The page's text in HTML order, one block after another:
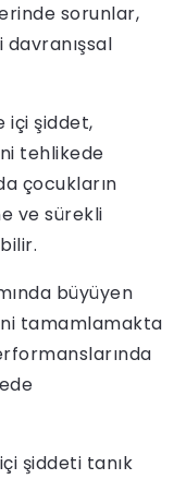
sorunlar,
içi şiddet,
tehlikede
çocukların
ve sürekli
büyüyen
tamamlamakta
şiddeti tanık